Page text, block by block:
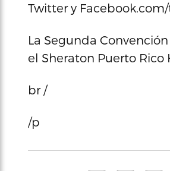
Twitter y
La Segunda
el Sheraton Puerto Rico
br /
/p